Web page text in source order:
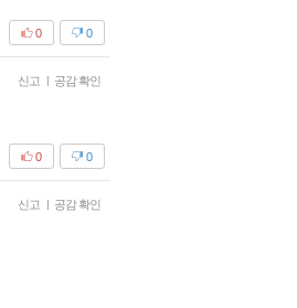
0
0
신고 | 공감 확인
0
0
신고 | 공감 확인